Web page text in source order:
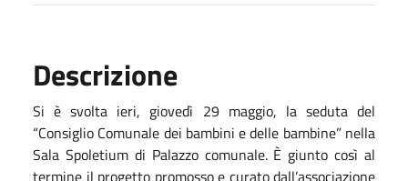
Descrizione
Si è svolta ieri, giovedì 29 maggio, la seduta del
“Consiglio Comunale dei bambini e delle bambine” nella
Sala Spoletium di Palazzo comunale. È giunto così al
termine il progetto promosso e curato dall’associazione